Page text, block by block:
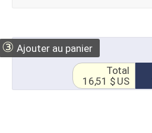
③ Ajouter au panier
Total
16,51 $ US